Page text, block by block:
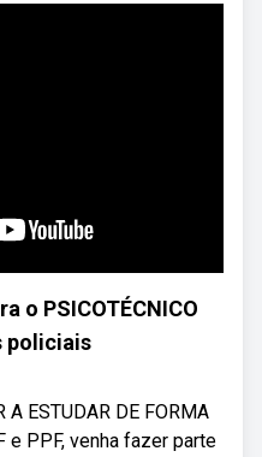
o PSICOTÉCNICO
policiais
A ESTUDAR DE FORMA
e PPF, venha fazer parte